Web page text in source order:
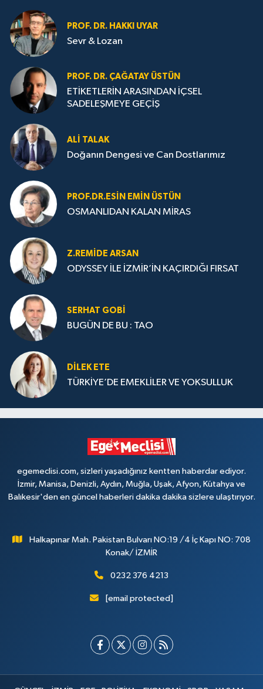
PROF. DR. HAKKI UYAR
Sevr & Lozan
PROF. DR. ÇAĞATAY ÜSTÜN
ETİKETLERİN ARASINDAN İÇSEL
SADELEŞMEYE GEÇİŞ
ALI TALAK
Doğanın Dengesi ve Can Dostlarımız
PROF.DR.ESIN EMIN ÜSTÜN
OSMANLIDAN KALAN MİRAS
Z.REMIDE ARSAN
ODYSSEY İLE İZMİR’İN KAÇIRDIĞI FIRSAT
SERHAT GOBİ
BUGÜN DE BU : TAO
DILEK ETE
TÜRKİYE’DE EMEKLİLER VE YOKSULLUK
egemeclisi.com, sizleri yaşadığınız kentten haberdar ediyor.
İzmir, Manisa, Denizli, Aydın, Muğla, Uşak, Afyon, Kütahya ve
Balıkesir'den en güncel haberleri dakika dakika sizlere ulaştırıyor.
Halkapınar Mah. Pakistan Bulvarı NO:19 /4 İç Kapı NO: 708
Konak/ İZMİR
0232 376 4213
[email protected]